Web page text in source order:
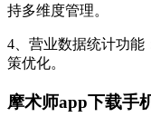
持多维度管理。
4、营业数据统计功能
策优化。
摩术师app下载手